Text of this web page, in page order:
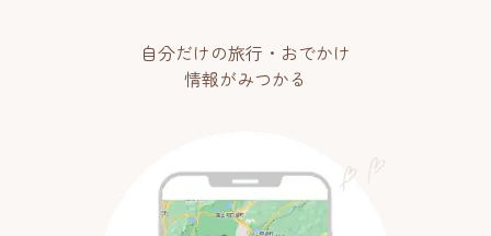
自分だけの旅行・おでかけ
情報がみつかる